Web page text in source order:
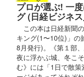
プロが選ぶ! 一
グ (日経ビジネ
この本は日経新聞
キング(1〜10位)」の
8月発行)。《第１部
夜に浮かぶ城、冬こ
む》には「1日で散